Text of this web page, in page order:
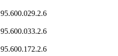
95.600.029.2.6
95.600.033.2.6
95.600.172.2.6